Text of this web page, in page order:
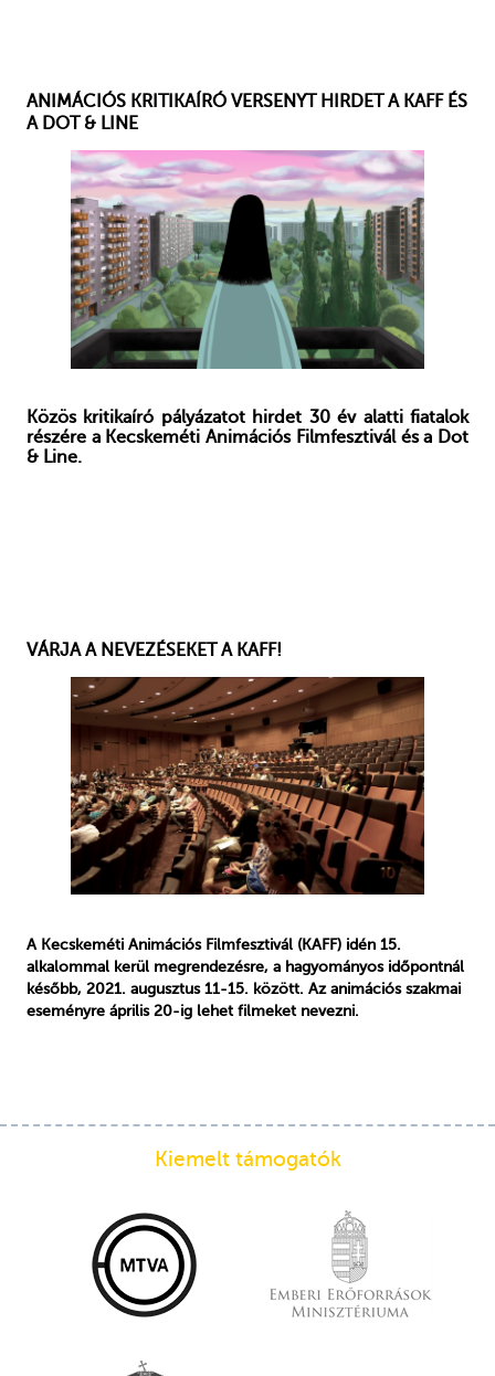
ANIMÁCIÓS KRITIKAÍRÓ VERSENYT HIRDET A KAFF ÉS
A DOT & LINE
Közös kritikaíró pályázatot hirdet 30 év alatti fiatalok
részére a Kecskeméti Animációs Filmfesztivál és a Dot
& Line.
VÁRJA A NEVEZÉSEKET A KAFF!
A Kecskeméti Animációs Filmfesztivál (KAFF) idén 15.
alkalommal kerül megrendezésre, a hagyományos időpontnál
később, 2021. augusztus 11-15. között. Az animációs szakmai
eseményre április 20-ig lehet filmeket nevezni.
Kiemelt támogatók